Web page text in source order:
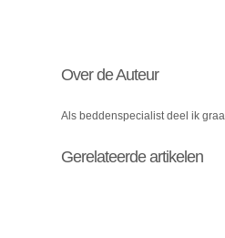
Over de Auteur
Als beddenspecialist deel ik
Gerelateerde artikelen